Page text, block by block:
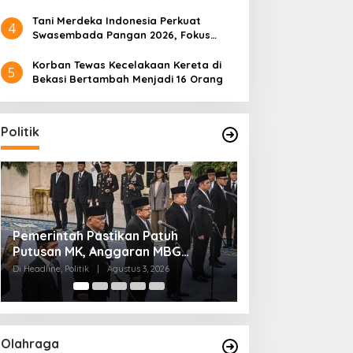
4
Tani Merdeka Indonesia Perkuat
Swasembada Pangan 2026, Fokus
5
Korban Tewas Kecelakaan Kereta di
Bekasi Bertambah Menjadi 16 Orang
Politik
Kaesang Maju dari Dapil Puan, Ini
Alasan PSI Pilih Solo
Di Politik | Juli 29, 2026
Olahraga